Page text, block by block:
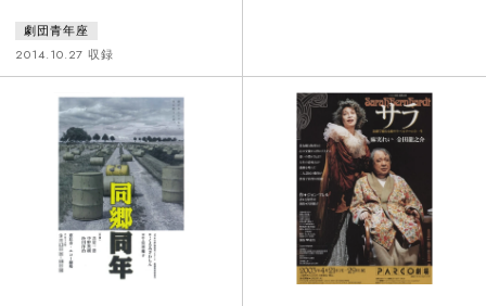
を興そうとしたがうまくいかず田
圃を手離し、あげく中風で寝込ん
でいる。宇助の面倒を看、妾に産
ませた鉱太郎と千吉まで引き取っ
て育てる母しん。翌年、愛はしん
の後押しもあって棺桶作りの角治
のもとに嫁ぐ。角治の母いしは、
盲目だったが死ぬまで「ふれご
と」をして村を歩いた。いしの日
常はいつも明るく生活の知恵あふ
れ、その中で愛
劇団青年座
2014.10.27 収録